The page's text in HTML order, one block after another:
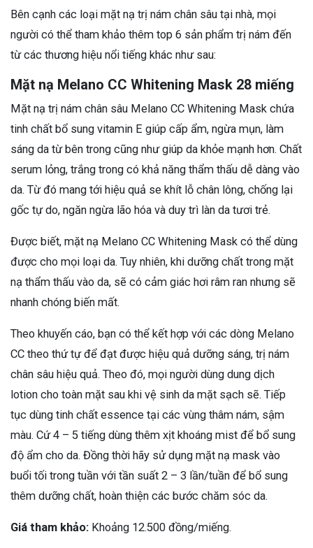
Bên cạnh các loại mặt nạ trị nám chân sâu tại nhà, mọi
người có thể tham khảo thêm top 6 sản phẩm trị nám đến
từ các thương hiệu nổi tiếng khác như sau:
Mặt nạ Melano CC Whitening Mask 28 miếng
Mặt nạ trị nám chân sâu Melano CC Whitening Mask chứa
tinh chất bổ sung vitamin E giúp cấp ẩm, ngừa mụn, làm
sáng da từ bên trong cũng như giúp da khỏe mạnh hơn. Chất
serum lỏng, trắng trong có khả năng thẩm thấu dễ dàng vào
da. Từ đó mang tới hiệu quả se khít lỗ chân lông, chống lại
gốc tự do, ngăn ngừa lão hóa và duy trì làn da tươi trẻ.
Được biết, mặt nạ Melano CC Whitening Mask có thể dùng
được cho mọi loại da. Tuy nhiên, khi dưỡng chất trong mặt
nạ thẩm thấu vào da, sẽ có cảm giác hơi râm ran nhưng sẽ
nhanh chóng biến mất.
Theo khuyến cáo, bạn có thể kết hợp với các dòng Melano
CC theo thứ tự để đạt được hiệu quả dưỡng sáng, trị nám
chân sâu hiệu quả. Theo đó, mọi người dùng dung dịch
lotion cho toàn mặt sau khi vệ sinh da mặt sạch sẽ. Tiếp
tục dùng tinh chất essence tại các vùng thâm nám, sậm
màu. Cứ 4 – 5 tiếng dùng thêm xịt khoáng mist để bổ sung
độ ẩm cho da. Đồng thời hãy sử dụng mặt nạ mask vào
buổi tối trong tuần với tần suất 2 – 3 lần/tuần để bổ sung
thêm dưỡng chất, hoàn thiện các bước chăm sóc da.
Giá tham khảo: Khoảng 12.500 đồng/miếng.